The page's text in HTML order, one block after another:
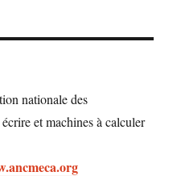
nationale des
et machines à calculer